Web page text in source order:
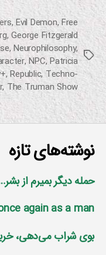
برچسب‌ها
,Evil Demon,Free
,George Fitzgerald
,Neurophilosophy,
,NPC,Patricia
,Republic,Techno-
, The Truman Show
نوشته‌های تازه
حمله دیگر بمیرم از
again as a man
بوی شراب می‌دهی،